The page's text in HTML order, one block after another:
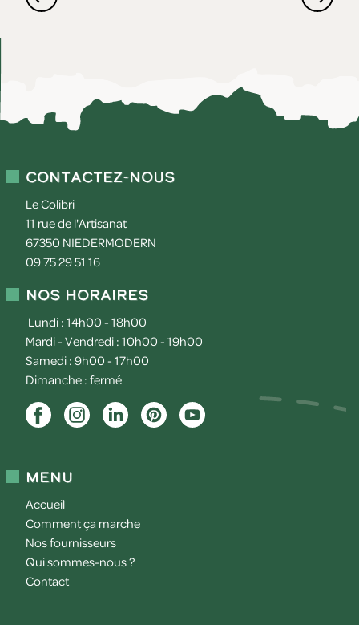
Contactez-nous
Le Colibri
11 rue de l'Artisanat
67350 NIEDERMODERN
09 75 29 51 16
Nos horaires
Lundi : 14h00 - 18h00
Mardi - Vendredi : 10h00 - 19h00
Samedi : 9h00 - 17h00
Dimanche : fermé
Menu
Accueil
Comment ça marche
Nos fournisseurs
Qui sommes-nous ?
Contact